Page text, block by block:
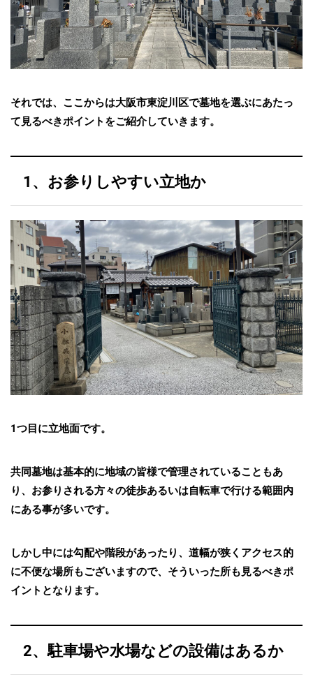
それでは、ここからは大阪市東淀川区で墓地を選ぶにあたっ
て見るべきポイントをご紹介していきます。
1、お参りしやすい立地か
1つ目に立地面です。
共同墓地は基本的に地域の皆様で管理されていることもあ
り、お参りされる方々の徒歩あるいは自転車で行ける範囲内
にある事が多いです。
しかし中には勾配や階段があったり、道幅が狭くアクセス的
に不便な場所もございますので、そういった所も見るべきポ
イントとなります。
2、駐車場や水場などの設備はあるか